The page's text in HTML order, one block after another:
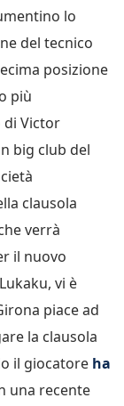
lo
del tecnico
posizione
più
Victor
big club del
clausola
verrà
il nuovo
vi è
piace ad
la clausola
il giocatore ha
una recente